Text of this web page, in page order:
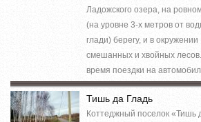
Ладожского озера, на
(на уровне 3-х метров от
глади) берегу, и в окружении
смешанных и хвойных
время поездки на
Тишь да Гладь
Коттеджный поселок «Тишь